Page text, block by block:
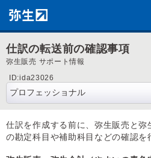
仕訳の転送前の確認事項
弥生販売 サポート情報
ID:ida23026
仕訳を作成する前に、弥生販売と弥
の勘定科目や補助科目などの確認を